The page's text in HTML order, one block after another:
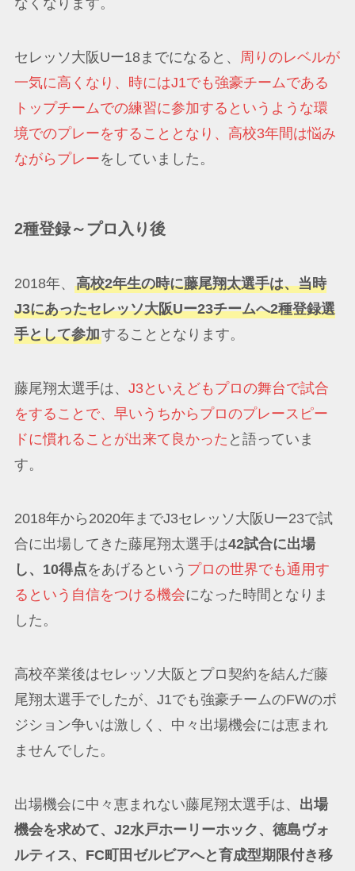
セレッソ大阪Uー18までになると、
周りのレベルが
一気に高くなり、時にはJ1でも強豪チームである
トップチームでの練習に参加するというような環
境でのプレーをすることとなり、高校3年間は悩み
ながらプレーをしていました。
2種登録～プロ入り後
2018年、 高校2年生の時に藤尾翔太選手は、当時
J3にあったセレッソ大阪Uー23チームへ2種登録選
手として参加することとなります。
藤尾翔太選手は、 J3といえどもプロの舞台で試合
をすることで、早いうちからプロのプレースピー
ドに慣れることが出来て良かった と語っていま
す。
2018年から2020年までJ3セレッソ大阪Uー23で試
合に出場してきた藤尾翔太選手は42試合に出場
し、10得点をあげるという プロの世界でも通用す
るという自信をつける機会になった時間となりま
した。
高校卒業後はセレッソ大阪とプロ契約を結んだ藤
尾翔太選手でしたが、J1でも強豪チームのFWのポ
ジション争いは激しく、中々出場機会には恵まれ
ませんでした。
出場機会に中々恵まれない藤尾翔太選手は、 出場
機会を求めて、J2水戸ホーリーホック、徳島ヴォ
ルティス、FC町田ゼルビアへと育成型期限付き移